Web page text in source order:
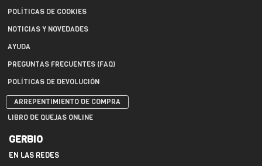
POLÍTICAS DE COOKIES
NOTICIAS Y NOVEDADES
AYUDA
PREGUNTAS FRECUENTES (FAQ)
POLÍTICAS DE DEVOLUCIÓN
ARREPENTIMIENTO DE COMPRA
LIBRO DE QUEJAS ONLINE
GERBIO
EN LAS REDES